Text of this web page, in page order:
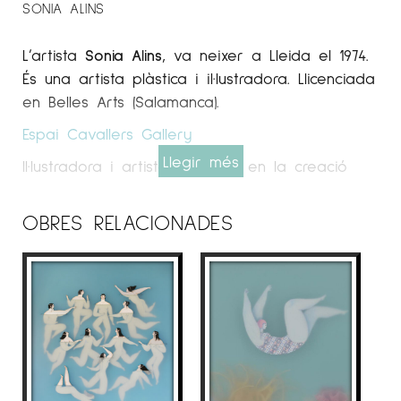
SONIA ALINS
L’artista Sonia Alins, va neixer a Lleida el 1974.
És una artista plàstica i il·lustradora. Llicenciada
en Belles Arts (Salamanca).
Espai Cavallers Gallery
Il·lustradora i artista centrada en la creació
dues dimensions, amb collages fets de capes
transparents i altres materials, que troben
inspiració en l’art d’Yves Klein i les peces
tridimensionals de Joseph Cornell.
Amb una personalitat artística a mig camí
entre el surrealisme i el Romanticisme, les
protagonistes de les obres d’art de Sonia són
gairebé exclusivament dones i ens connecten
Llegir més
OBRES RELACIONADES